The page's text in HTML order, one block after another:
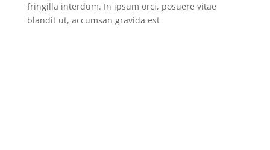
fringilla interdum. In ipsum orci, posuere vitae
blandit ut, accumsan gravida est